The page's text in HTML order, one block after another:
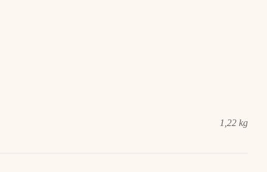
1,22 kg